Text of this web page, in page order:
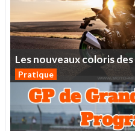
Lesnouveauxcolorisdes
Pratique